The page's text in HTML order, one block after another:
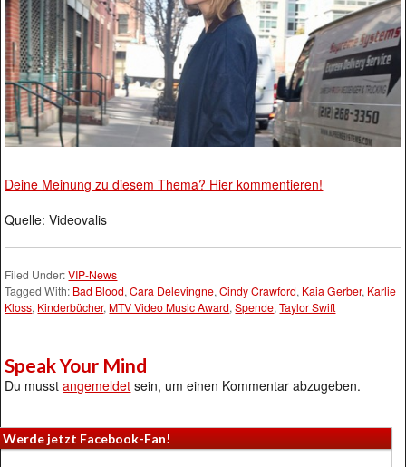
Deine Meinung zu diesem Thema? Hier kommentieren!
Quelle: Videovalis
Filed Under:VIP-News
Tagged With: Bad Blood,Cara Delevingne,Cindy Crawford, Kaia Gerber, Karlie
Kloss, Kinderbücher, MTV Video Music Award,Spende,Taylor Swift
Speak Your Mind
Du musstangemeldet sein, um einen Kommentar abzugeben.
Werde jetzt Facebook-Fan!